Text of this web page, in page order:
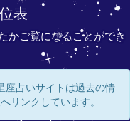
表
かご覧になることができ
占いサイトは過去の情
リンクしています。